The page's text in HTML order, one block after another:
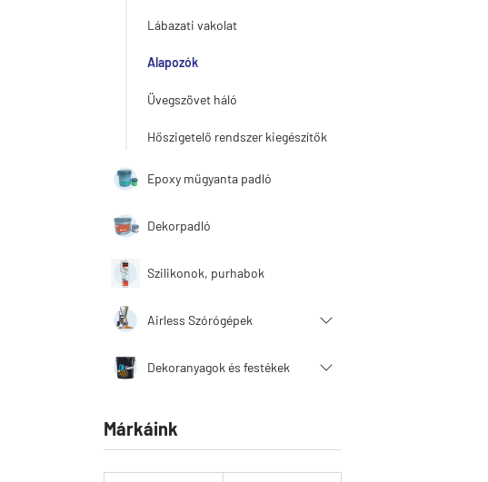
Lábazati vakolat
Alapozók
Üvegszövet háló
Hőszigetelő rendszer kiegészítők
Epoxy műgyanta padló
Dekorpadló
Szilikonok, purhabok
Airless Szórógépek
Dekoranyagok és festékek
Márkáink